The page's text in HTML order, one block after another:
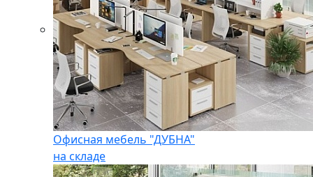
Офисная мебель "ДУБНА"
на складе